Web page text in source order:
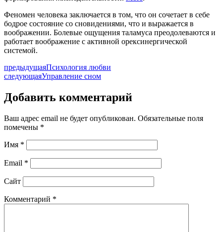
Феномен человека заключается в том, что он сочетает в себе
бодрое состояние со сновидениями, что и выражается в
воображении. Болевые ощущения таламуса преодолеваются и
работает воображение с активной орексинергической
системой.
предыдущаяПсихология любви
следующаяУправление сном
Добавить комментарий
Ваш адрес email не будет опубликован. Обязательные поля
помечены *
Имя *
Email *
Сайт
Комментарий *